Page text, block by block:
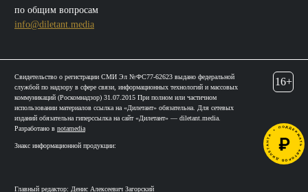
по общим вопросам
info@diletant.media
Свидетельство о регистрации СМИ Эл №ФС77-62623 выдано федеральной
службой по надзору в сфере связи, информационных технологий и массовых
коммуникаций (Роскомнадзор) 31.07.2015 При полном или частичном
использовании материалов ссылка на «Дилетант» обязательна. Для сетевых
изданий обязательна гиперссылка на сайт «Дилетант» — diletant.media.
Разработано в notamedia
Знакс информационной продукции:
Главный редактор: Денис Алексеевич Загорский
16+